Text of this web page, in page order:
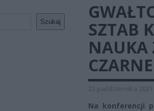
Szukaj
SZTAB
NAUKA
22 października 2021
Na konferencji